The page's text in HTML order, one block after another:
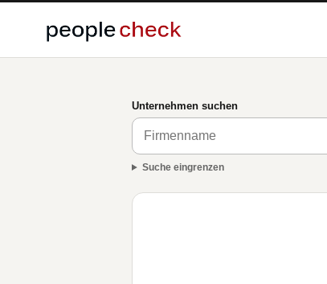
Unternehmen suchen
Suche eingrenzen